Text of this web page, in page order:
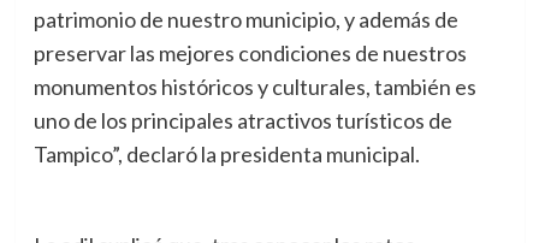
patrimonio de nuestro municipio, y además de
preservar las mejores condiciones de nuestros
monumentos históricos y culturales, también es
uno de los principales atractivos turísticos de
Tampico”, declaró la presidenta municipal.